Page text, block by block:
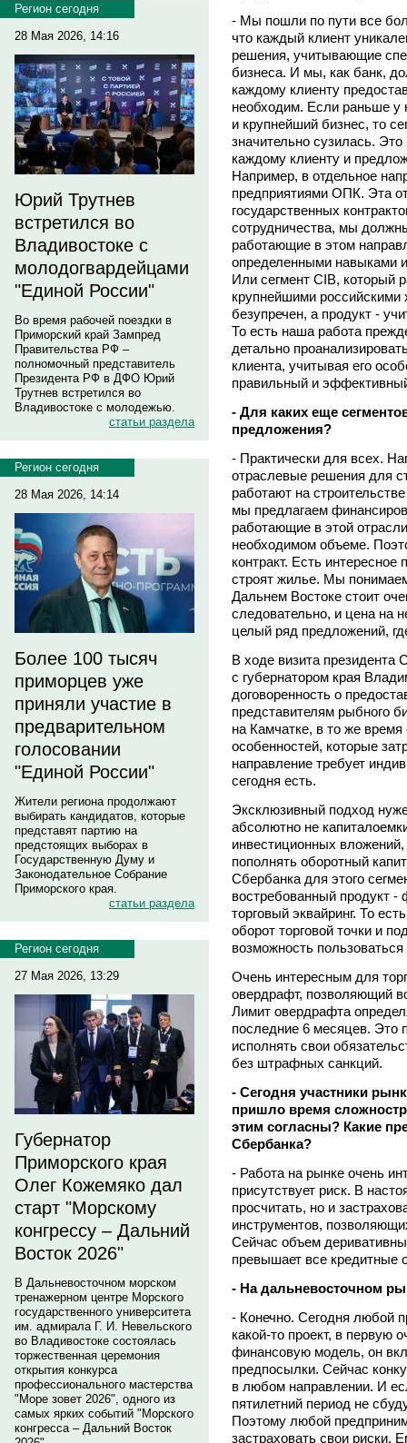
Регион сегодня
28 Мая 2026, 14:16
Юрий Трутнев
встретился во
Владивостоке с
молодогвардейцами
"Единой России"
Во время рабочей поездки в
Приморский край Зампред
Правительства РФ –
полномочный представитель
Президента РФ в ДФО Юрий
Трутнев встретился во
Владивостоке с молодежью.
статьи раздела
Регион сегодня
28 Мая 2026, 14:14
Более 100 тысяч
приморцев уже
приняли участие в
предварительном
голосовании
"Единой России"
Жители региона продолжают
выбирать кандидатов, которые
представят партию на
предстоящих выборах в
Государственную Думу и
Законодательное Собрание
Приморского края.
статьи раздела
Регион сегодня
27 Мая 2026, 13:29
Губернатор
Приморского края
Олег Кожемяко дал
старт "Морскому
конгрессу – Дальний
Восток 2026"
В Дальневосточном морском
тренажерном центре Морского
государственного университета
им. адмирала Г. И. Невельского
во Владивостоке состоялась
торжественная церемония
открытия конкурса
профессионального мастерства
"Море зовет 2026", одного из
самых ярких событий "Морского
конгресса – Дальний Восток
- Мы пошли по пути все
что каждый клиент
решения, учитывающие
бизнеса. И мы, как банк,
каждому клиенту
необходим. Если раньше у
и крупнейший бизнес, то
значительно сузилась.
каждому клиенту и
Например, в отдельное
предприятиями ОПК. Эта
государственных
сотрудничества, мы
работающие в этом
определенными навыками
Или сегмент СIB, который
крупнейшими
безупречен, а продукт -
То есть наша работа
детально
клиента, учитывая его
правильный и
- Для каких еще
предложения?
- Практически для всех.
отраслевые решения для
работают на
мы предлагаем
работающие в этой
необходимом объеме.
контракт. Есть
строят жилье. Мы
Дальнем Востоке стоит
следовательно, и цена на
целый ряд предложений,
В ходе визита
с губернатором края
договоренность о
представителям рыбного
на Камчатке, в то же
особенностей, которые
направление требует
сегодня есть.
Эксклюзивный подход
абсолютно не
инвестиционных
пополнять оборотный
Сбербанка для этого
востребованный продукт -
торговый эквайринг. То
оборот торговой точки и
возможность
Очень интересным для
овердрафт, позволяющий
Лимит овердрафта
последние 6 месяцев. Это
исполнять свои
без штрафных санкций.
- Сегодня участники
пришло время
этим согласны? Какие
Сбербанка?
- Работа на рынке очень
присутствует риск. В
просчитать, но и
инструментов,
Сейчас объем
превышает все кредитные
- На дальневосточном
- Конечно. Сегодня любой
какой-то проект, в первую
финансовую модель, он
предпосылки. Сейчас
в любом направлении. И
пятилетний период не
Поэтому любой
застраховать свои риски.